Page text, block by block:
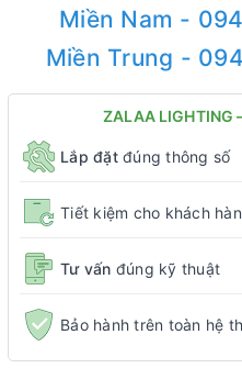
Miền Nam -
Miền Trung -
ZALAA LIGHTING
Lắp đặtđúng thông số
Tiết kiệm cho khách
Tư vấn đúng kỹ thuật
Bảo hành trên toàn hệ